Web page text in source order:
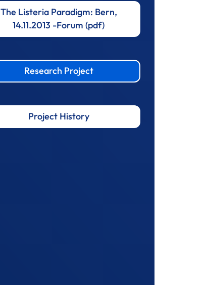
The Listeria Paradigm: Bern,
14.11.2013 -Forum (pdf)
Research Project
Project History